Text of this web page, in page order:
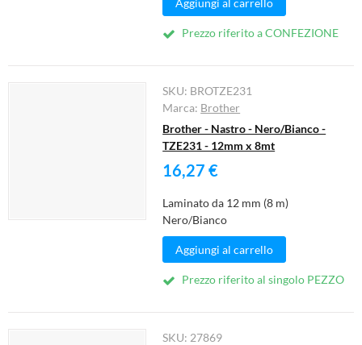
Aggiungi al carrello
Prezzo riferito a CONFEZIONE
SKU: BROTZE231
Marca: Brother
Brother - Nastro - Nero/Bianco -
TZE231 - 12mm x 8mt
16,27 €
Laminato da 12 mm (8 m)
Nero/Bianco
Aggiungi al carrello
Prezzo riferito al singolo PEZZO
SKU: 27869